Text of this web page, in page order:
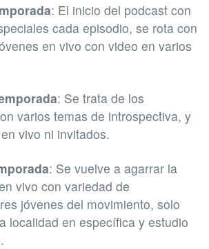
: El inicio del podcast con
cada episodio, se rota con
en vivo con video en varios
: Se trata de los
varios temas de introspectiva, y
vivo ni invitados.
: Se vuelve a agarrar la
vivo con variedad de
jóvenes del movimiento, solo
localidad en específica y estudio